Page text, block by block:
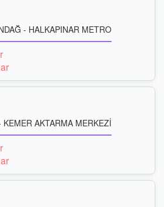
- HALKAPINAR METRO
KEMER AKTARMA MERKEZİ